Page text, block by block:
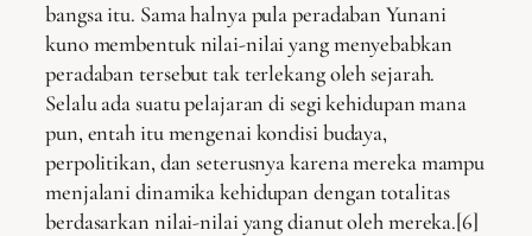
bangsa itu. Sama halnya pula peradaban Yunani
kuno membentuk nilai-nilai yang menyebabkan
peradaban tersebut tak terlekang oleh sejarah.
Selalu ada suatu pelajaran di segi kehidupan mana
pun, entah itu mengenai kondisi budaya,
perpolitikan, dan seterusnya karena mereka mampu
menjalani dinamika kehidupan dengan totalitas
berdasarkan nilai-nilai yang dianut oleh mereka.[6]